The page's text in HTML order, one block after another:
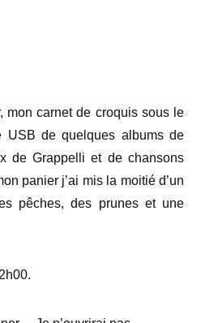
mon carnet de croquis sous le
USB de quelques albums de
de Grappelli et de chansons
panier j’ai mis la moitié d’un
pêches, des prunes et une